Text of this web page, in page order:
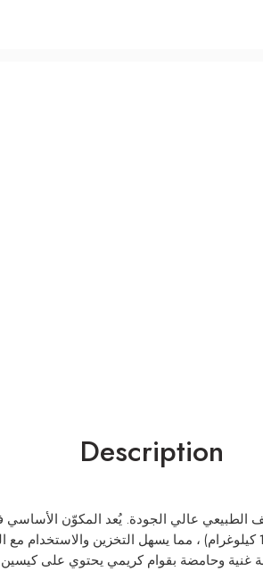
Description
من اللبن المجفف الطبيعي عالي الجودة. يُعد
حيث يمنح الأطباق التقليدية نكهة غنية وحامضة مع قوام كريمي مميز . تتضمن العبوة كيسين بوزن 500 غرام لكل منهما
كريمي يحتوي على كيسين × 500 غرام (المجموع 1